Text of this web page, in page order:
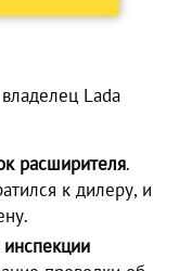
Lada
расширителя.
к дилеру, и